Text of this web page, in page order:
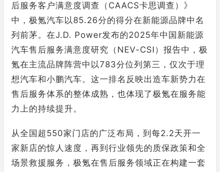
后服务客户满意度调查（CAACS卡思调查）》
中，极氪汽车以85.26分的得分在新能源品牌中名
列前茅。在J.D. Power发布的2025年中国新能源
汽车售后服务满意度研究（NEV-CSI）报告中，极
氪在主流品牌阵营中以783分位列第三，仅次于理
想汽车和小鹏汽车。这一排名反映出造车新势力在
售后服务体系的整体成熟，也体现了极氪在服务能
力上的持续提升。
从全国超550家门店的广泛布局，到每2.2天开一
家新店的惊人速度，再到行业领先的质保政策和全
场景救援服务，极氪在售后服务领域正在构建一套